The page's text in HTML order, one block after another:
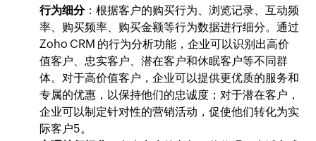
行为细分：根据客户的购买行为、浏览记录、互动频
率、购买频率、购买金额等行为数据进行细分。通过
Zoho CRM 的行为分析功能，企业可以识别出高价
值客户、忠实客户、潜在客户和休眠客户等不同群
体。对于高价值客户，企业可以提供更优质的服务和
专属的优惠，以保持他们的忠诚度；对于潜在客户，
企业可以制定针对性的营销活动，促使他们转化为实
际客户5。